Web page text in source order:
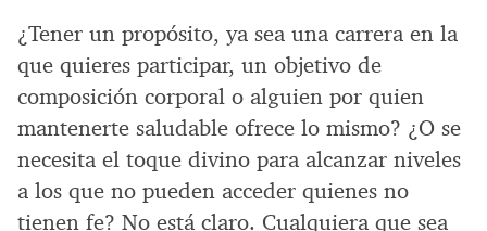
¿Tener un propósito, ya sea una carrera en la
que quieres participar, un objetivo de
composición corporal o alguien por quien
mantenerte saludable ofrece lo mismo? ¿O se
necesita el toque divino para alcanzar niveles
a los que no pueden acceder quienes no
tienen fe? No está claro. Cualquiera que sea